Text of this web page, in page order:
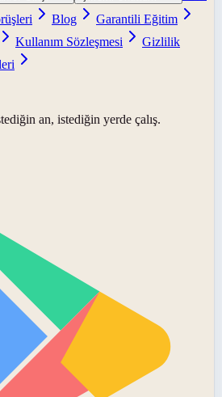
Blog
Garantili Eğitim
Kullanım Sözleşmesi
Gizlilik
an, istediğin yerde çalış.